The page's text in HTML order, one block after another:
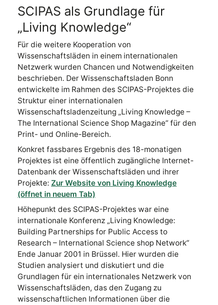
SCIPAS als Grundlage für
„Living Knowledge“
Für die weitere Kooperation von
Wissenschaftsläden in einem internationalen
Netzwerk wurden Chancen und Notwendigkeiten
beschrieben. Der Wissenschaftsladen Bonn
entwickelte im Rahmen des SCIPAS-Projektes die
Struktur einer internationalen
Wissenschaftsladenzeitung „Living Knowledge –
The International Science Shop Magazine“ für den
Print- und Online-Bereich.
Konkret fassbares Ergebnis des 18-monatigen
Projektes ist eine öffentlich zugängliche Internet-
Datenbank der Wissenschaftsläden und ihrer
Projekte: Zur Website von Living Knowledge
(öffnet in neuem Tab)
Höhepunkt des SCIPAS-Projektes war eine
internationale Konferenz „Living Knowledge:
Building Partnerships for Public Access to
Research – International Science shop Network“
Ende Januar 2001 in Brüssel. Hier wurden die
Studien analysiert und diskutiert und die
Grundlagen für ein internationales Netzwerk von
Wissenschaftsläden, das den Zugang zu
wissenschaftlichen Informationen über die